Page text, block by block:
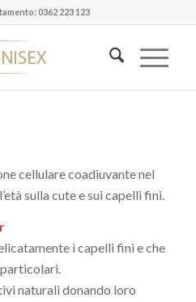
0362 223 123
cellulare coadiuvante nel
sulla cute e sui capelli fini.
i capelli fini e che
naturali donando loro